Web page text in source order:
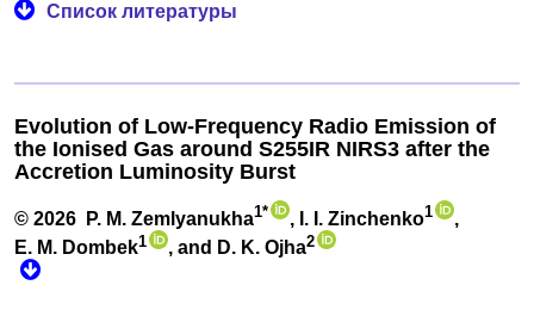
Список литературы
Evolution of Low-Frequency Radio Emission of
the Ionised Gas around S255IR NIRS3 after the
Accretion Luminosity Burst
© 2026 P. M. Zemlyanukha1* , I. I. Zinchenko1
,
E. M. Dombek1 , and D. K. Ojha2